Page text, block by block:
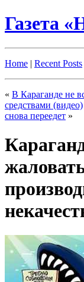
Газета
Home | Recent Posts
« В Караганде не
средствами (видео)
снова переедет »